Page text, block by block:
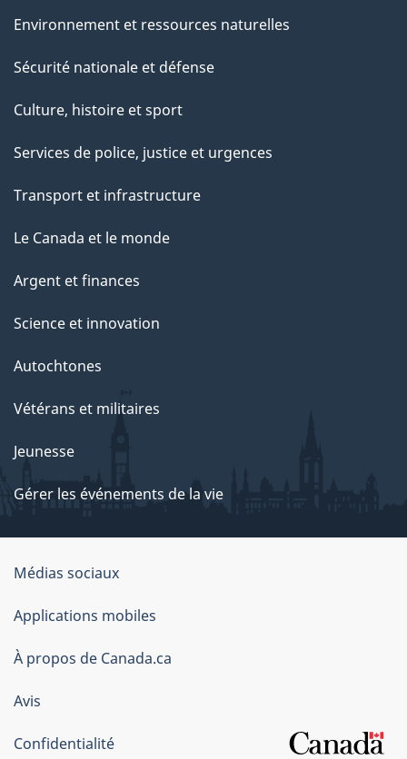
Environnement et ressources naturelles
Sécurité nationale et défense
Culture, histoire et sport
Services de police, justice et urgences
Transport et infrastructure
Le Canada et le monde
Argent et finances
Science et innovation
Autochtones
Vétérans et militaires
Jeunesse
Gérer les événements de la vie
Organisation
du
gouvernement
du
Canada
Médias sociaux
Applications mobiles
À propos de Canada.ca
Avis
Confidentialité